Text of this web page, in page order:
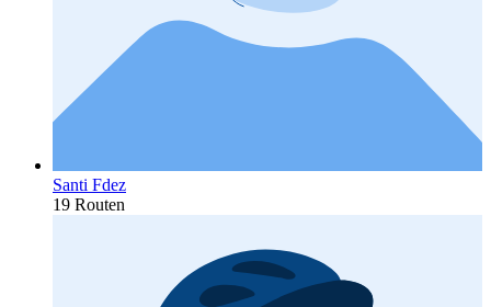
Santi Fdez
19 Routen